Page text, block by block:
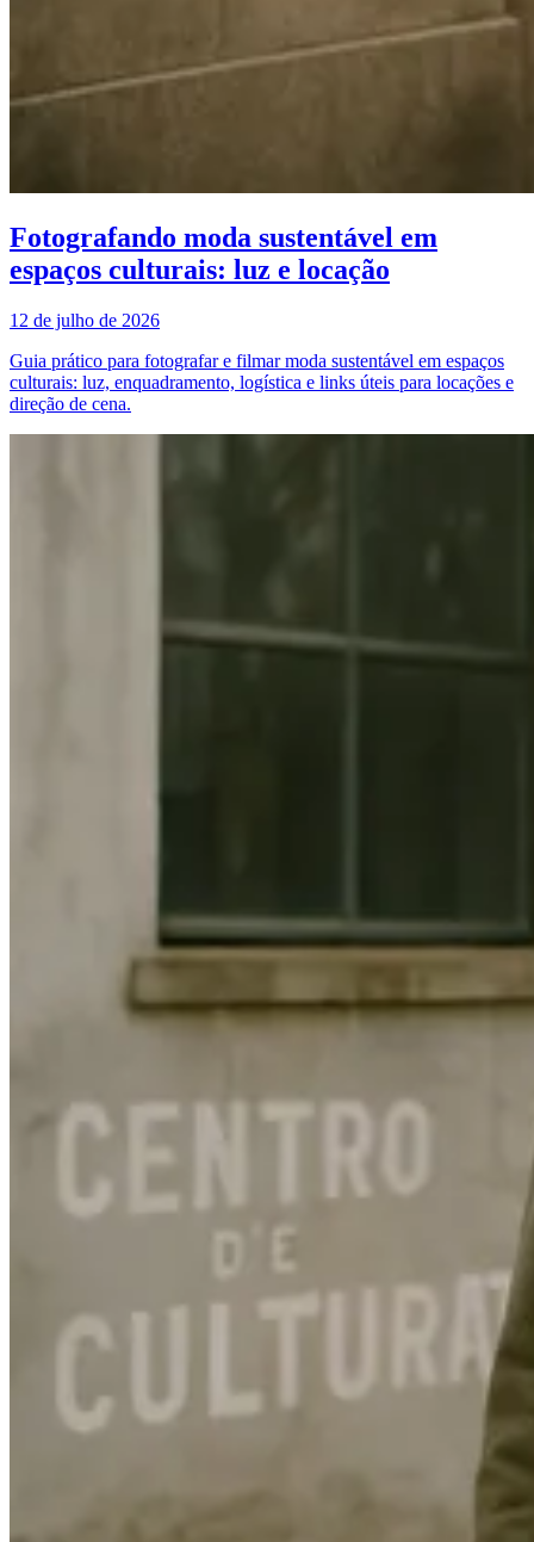
Fotografando moda sustentável em
espaços culturais: luz e locação
12 de julho de 2026
Guia prático para fotografar e filmar moda sustentável em espaços
culturais: luz, enquadramento, logística e links úteis para locações e
direção de cena.